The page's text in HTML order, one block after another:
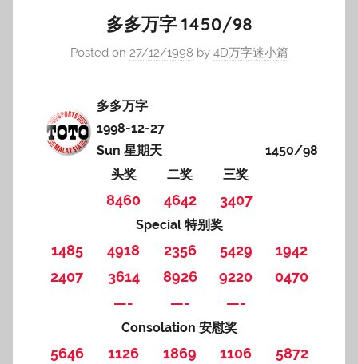
多多万字 1450/98
Posted on 27/12/1998 by 4D万字迷小篇
多多万字
1998-12-27
Sun 星期天
1450/98
头奖
二奖 三奖
8460 4642 3407
Special 特别奖
1485 4918 2356 5429
1942
2407
3614 8926 9220
0470
—-
—- —-
Consolation 安慰奖
5646 1126 1869 1106
5872